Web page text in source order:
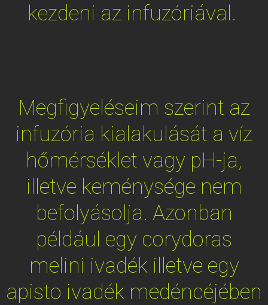
kezdeni az infuzóriával.
Megfigyeléseim szerint az
infuzória kialakulását a víz
hőmérséklet vagy pH-ja,
illetve keménysége nem
befolyásolja. Azonban
például egy corydoras
melini ivadék illetve egy
apisto ivadék medéncéjében